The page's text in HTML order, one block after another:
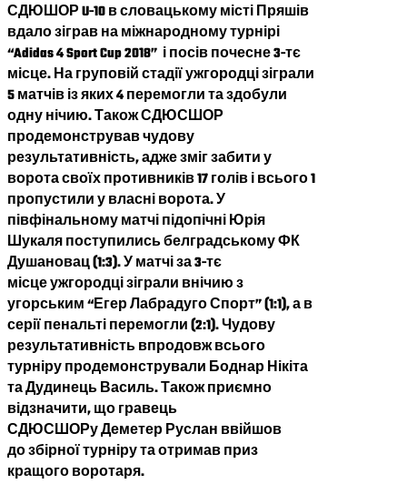
СДЮШОР U-10 в словацькому місті Пряшів
вдало зіграв на міжнародному турнірі
“Adidas 4 Sport Cup 2018” і посів почесне 3-тє
місце. На груповій стадії ужгородці зіграли
5 матчів із яких 4 перемогли та здобули
одну нічию. Також СДЮСШОР
продемонстрував чудову
результативність, адже зміг забити у
ворота своїх противників 17 голів і всього 1
пропустили у власні ворота. У
півфінальному матчі підопічні Юрія
Шукаля поступились белградському ФК
Душановац (1:3). У матчі за 3-тє
місце ужгородці зіграли внічию з
угорським “Егер Лабрадуго Спорт” (1:1), а в
серії пенальті перемогли (2:1). Чудову
результативність впродовж всього
турніру продемонстрували Боднар Нікіта
та Дудинець Василь. Також приємно
відзначити, що гравець
СДЮСШОРу Деметер Руслан ввійшов
до збірної турніру та отримав приз
кращого воротаря.